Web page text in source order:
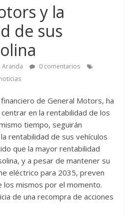
y la
de sus
Aranda
0 comentarios
noticias
de General Motors, ha
en la rentabilidad de los
tiempo, seguirán
rentabilidad de sus vehículos
que la mayor rentabilidad
y a pesar de mantener su
eléctrico para 2035, preven
los mismos por el momento.
de una recompra de acciones